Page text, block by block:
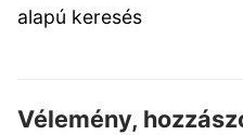
alapú keresés
Vélemény,